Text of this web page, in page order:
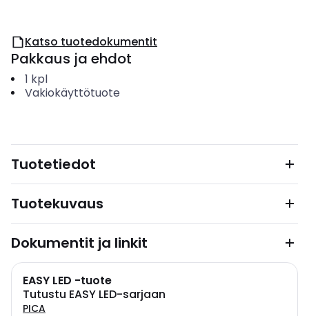
Katso tuotedokumentit
Pakkaus ja ehdot
1 kpl
Vakiokäyttötuote
Tuotetiedot
Tuotekuvaus
Dokumentit ja linkit
EASY LED -tuote
Tutustu EASY LED-sarjaan
PICA